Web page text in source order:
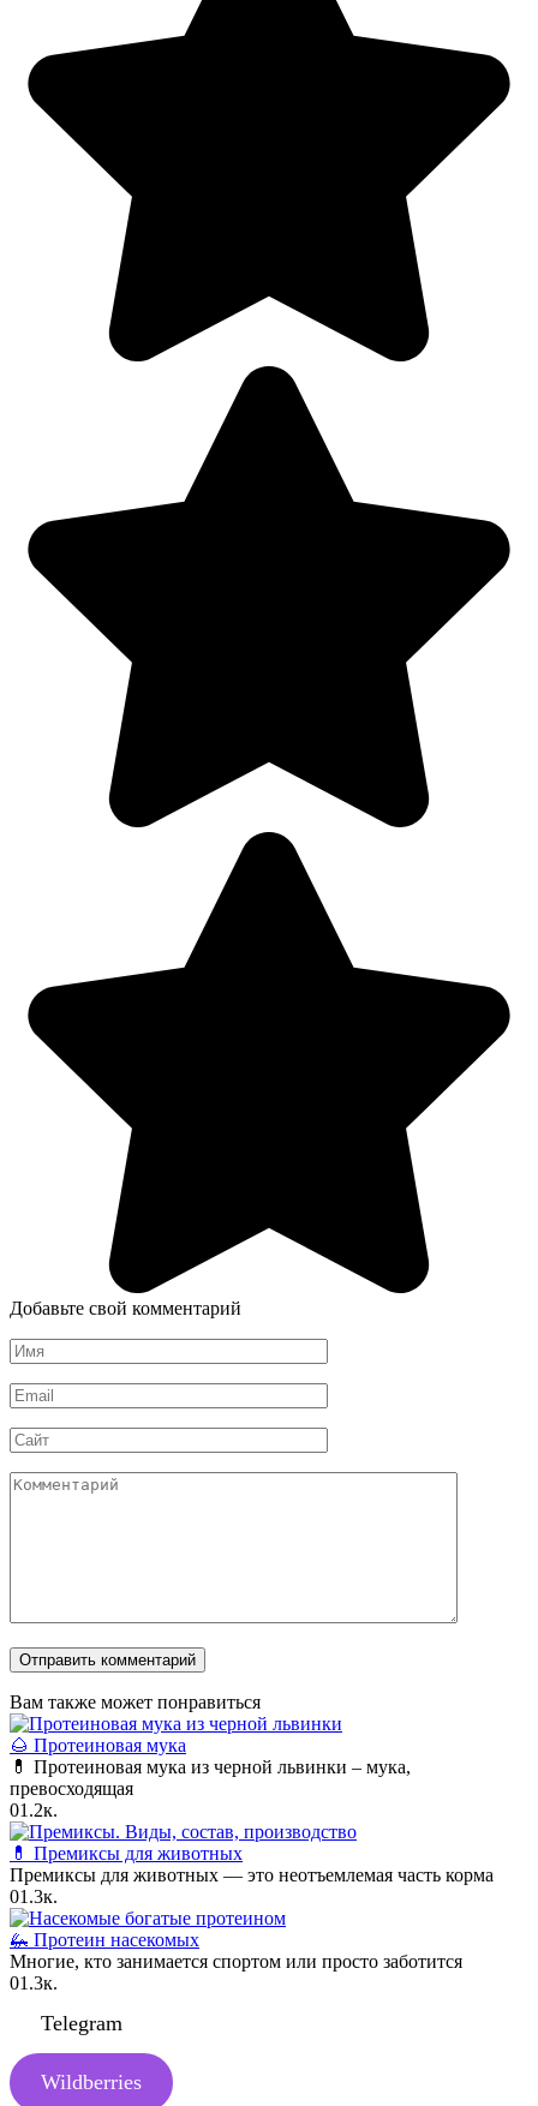
Добавьте свой комментарий
Имя
*
Email
*
Сайт
Комментарий
Вам также может понравиться
🌰 Протеиновая мука
💊 Протеиновая мука из черной львинки – мука,
превосходящая
01.2к.
💊 Премиксы для животных
Премиксы для животных — это неотъемлемая часть корма
01.3к.
🦗 Протеин насекомых
Многие, кто занимается спортом или просто заботится
01.3к.
Telegram
Wildberries